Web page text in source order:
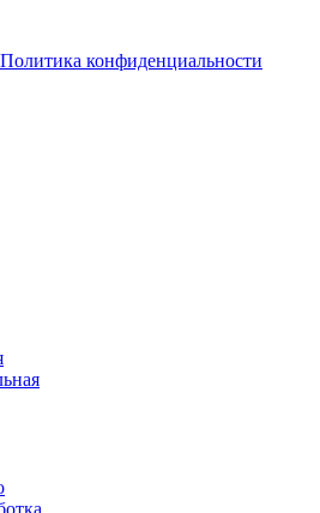
Политика конфиденциальности